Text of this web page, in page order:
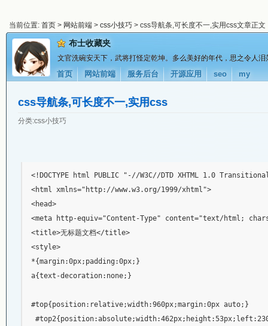
当前位置: 首页 > 网站前端 > css小技巧 > css导航条,可长度不一,实用css文章正文
布士收藏夹
文官洗碗安天下，武将打怪定乾坤。多么美好的年代，思之令人泪
首页 网站前端 服务后台 开源应用 seo my
css导航条,可长度不一,实用css
分类:css小技巧
<!DOCTYPE html PUBLIC "-//W3C//DTD XHTML 1.0
<html xmlns="http://www.w3.org/1999/xhtml">
<head>
<meta http-equiv="Content-Type" content="text/html;
<title>无标题文档</title>
<style>
*{margin:0px;padding:0px;}
a{text-decoration:none;}
#top{position:relative;width:960px;margin:0px auto;}